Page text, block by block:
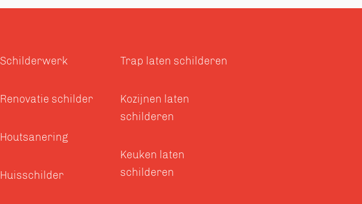
Schilderwerk
Renovatie schilder
Houtsanering
Huisschilder
Trap laten schilderen
Kozijnen laten
schilderen
Keuken laten
schilderen